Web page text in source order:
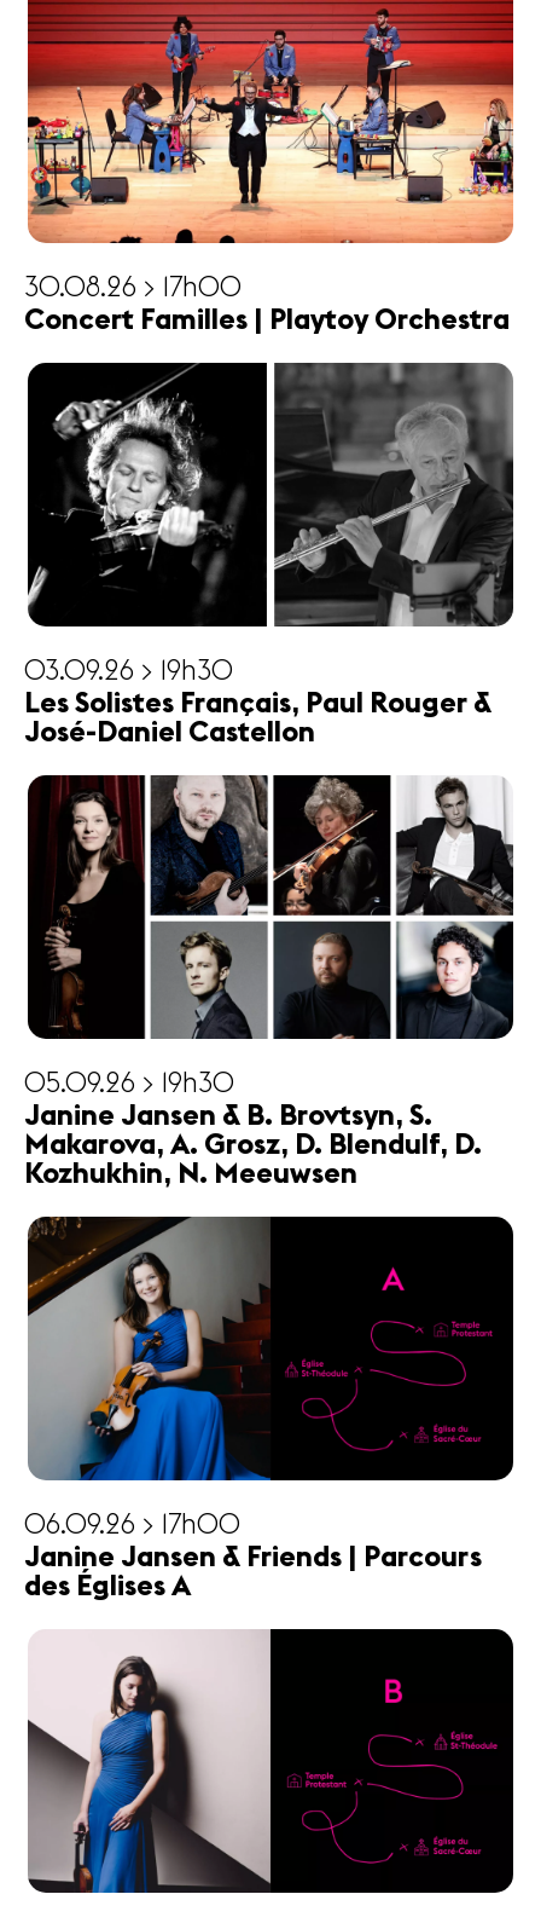
30.08.26 > 17h00
Concert Familles | Playtoy Orchestra
03.09.26 > 19h30
Les Solistes Français, Paul Rouger &
José-Daniel Castellon
05.09.26 > 19h30
Janine Jansen & B. Brovtsyn, S.
Makarova, A. Grosz, D. Blendulf, D.
Kozhukhin, N. Meeuwsen
06.09.26 > 17h00
Janine Jansen & Friends | Parcours
des Églises A